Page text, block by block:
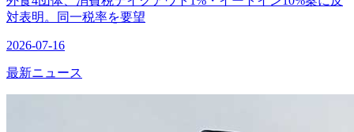
対表明。同一税率を要望
2026-07-16
最新ニュース